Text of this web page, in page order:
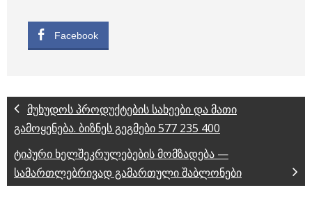
Facebook
მუხუდოს პროდუქტების სახეები და მათი
გამოყენება. ბიზნეს გეგმები 577 235 400
ტიპური ხელშეკრულებების მომზადება —
სამართლებრივად გამართული შაბლონები